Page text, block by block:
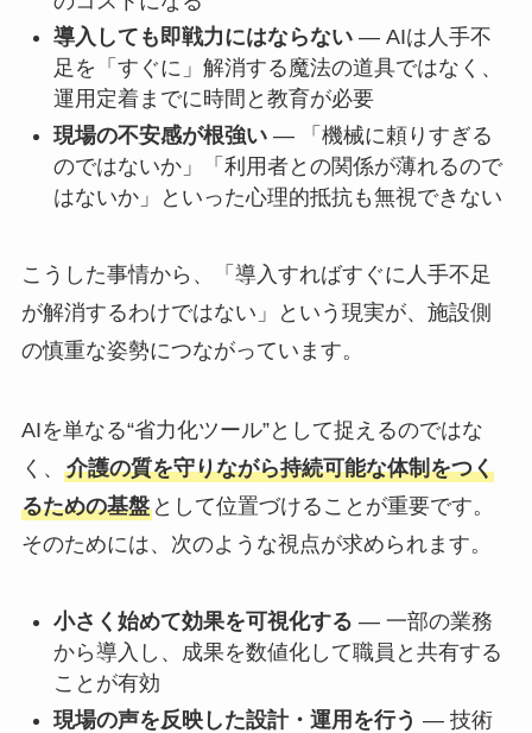
導入しても即戦力にはならない— AIは人手不
足を「すぐに」解消する魔法の道具ではなく、
運用定着までに時間と教育が必要
現場の不安感が根強い— 「機械に頼りすぎる
のではないか」「利用者との関係が薄れるので
はないか」といった心理的抵抗も無視できない
こうした事情から、「導入すればすぐに人手不足
が解消するわけではない」という現実が、施設側
の慎重な姿勢につながっています。
AIを単なる“省力化ツール”として捉えるのではな
く、 介護の質を守りながら持続可能な体制をつく
るための基盤として位置づけることが重要です。
そのためには、次のような視点が求められます。
小さく始めて効果を可視化する — 一部の業務
から導入し、成果を数値化して職員と共有する
ことが有効
現場の声を反映した設計・運用を行う — 技術